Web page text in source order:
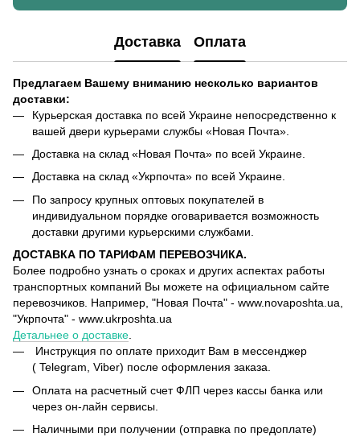
Доставка Оплата
Предлагаем Вашему вниманию несколько вариантов
доставки:
Курьерская доставка по всей Украине непосредственно к
вашей двери курьерами службы «Новая Почта».
Доставка на склад «Новая Почта» по всей Украине.
Доставка на склад «Укрпочта» по всей Украине.
По запросу крупных оптовых покупателей в
индивидуальном порядке оговаривается возможность
доставки другими курьерскими службами.
ДОСТАВКА ПО ТАРИФАМ ПЕРЕВОЗЧИКА.
Более подробно узнать о сроках и других аспектах работы
транспортных компаний Вы можете на официальном сайте
перевозчиков. Например, "Новая Почта" - www.novaposhta.ua,
"Укрпочта" - www.ukrposhta.ua
Детальнее о доставке
Инструкция по оплате приходит Вам в мессенджер
( Telegram, Viber) после оформления заказа.
Оплата на расчетный счет ФЛП через кассы банка или
через он-лайн сервисы.
Наличными при получении (отправка по предоплате)